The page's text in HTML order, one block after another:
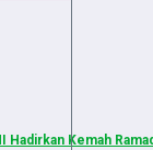
Hadirkan Kemah